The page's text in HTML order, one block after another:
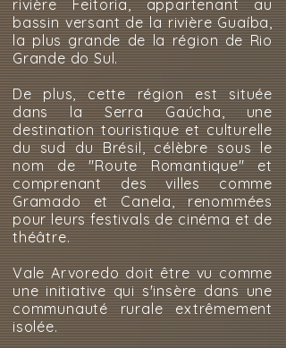
rivière Feitoria, appartenant au
bassin versant de la rivière Guaíba,
la plus grande de la région de Rio
Grande do Sul.
De plus, cette région est située
dans la Serra Gaúcha, une
destination touristique et culturelle
du sud du Brésil, célèbre sous le
nom de "Route Romantique" et
comprenant des villes comme
Gramado et Canela, renommées
pour leurs festivals de cinéma et de
théâtre.
Vale Arvoredo doit être vu comme
une initiative qui s'insère dans une
communauté rurale extrêmement
isolée.